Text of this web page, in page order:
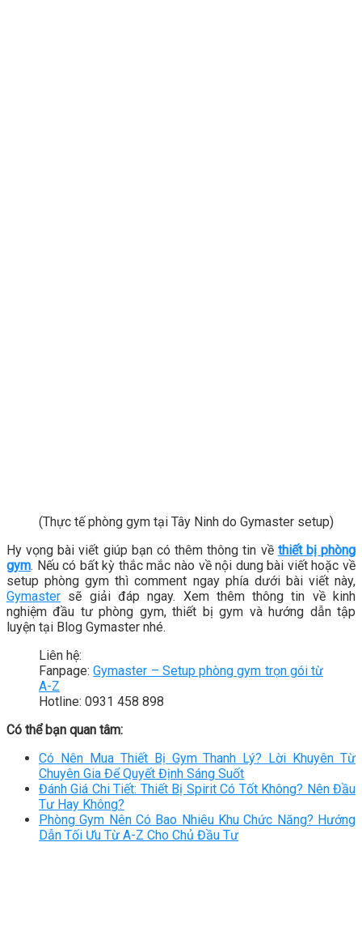
(Thực tế phòng gym tại Tây Ninh do Gymaster setup)
Hy vọng bài viết giúp bạn có thêm thông tin về thiết bị phòng
gym. Nếu có bất kỳ thắc mắc nào về nội dung bài viết hoặc về
setup phòng gym thì comment ngay phía dưới bài viết này,
Gymaster sẽ giải đáp ngay. Xem thêm thông tin về kinh
nghiệm đầu tư phòng gym, thiết bị gym và hướng dẫn tập
luyện tại Blog Gymaster nhé.
Liên hệ:
Fanpage:Gymaster – Setup phòng gym trọn gói từ
A-Z
Hotline: 0931 458 898
Có thể bạn quan tâm:
Có Nên Mua Thiết Bị Gym Thanh Lý? Lời Khuyên Từ
Chuyên Gia Để Quyết Định Sáng Suốt
Đánh Giá Chi Tiết: Thiết Bị Spirit Có Tốt Không? Nên Đầu
Tư Hay Không?
Phòng Gym Nên Có Bao Nhiêu Khu Chức Năng? Hướng
Dẫn Tối Ưu Từ A-Z Cho Chủ Đầu Tư